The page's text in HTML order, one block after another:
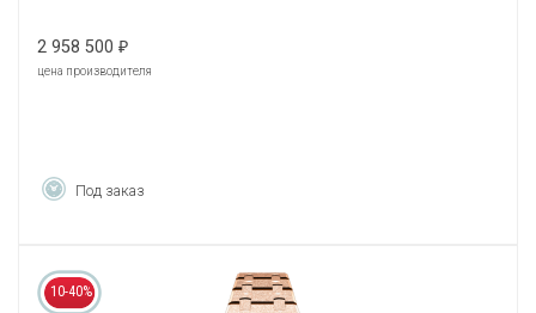
2 958 500 ₽
цена производителя
Под заказ
10-40%